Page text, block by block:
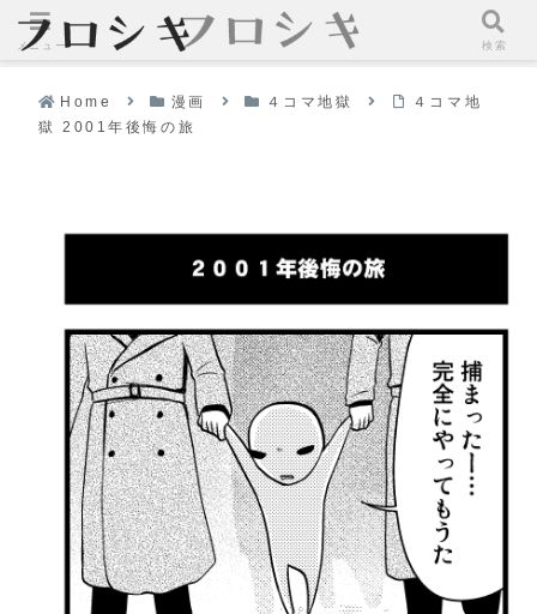
Home 漫画 ４コマ地獄
４コマ地
獄 2001年後悔の旅
メニュー 検索